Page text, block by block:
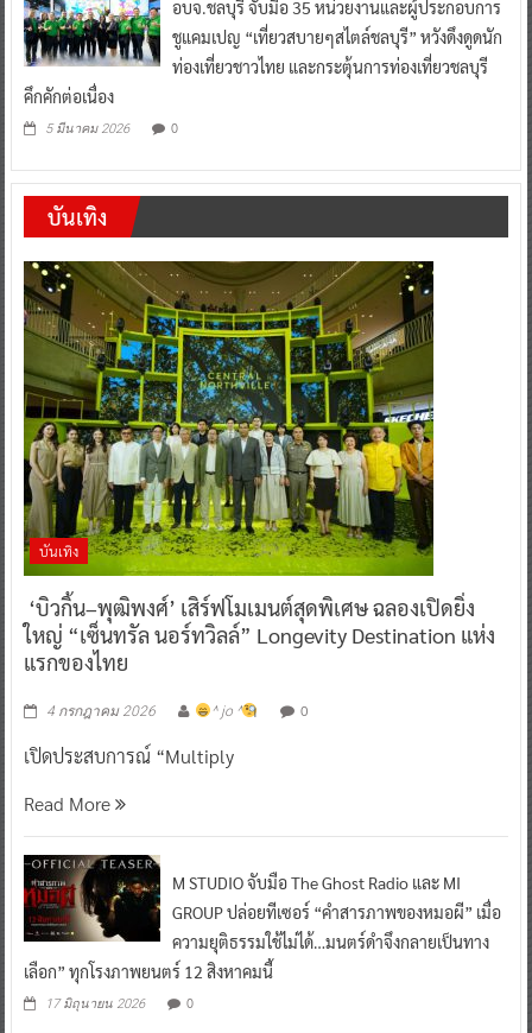
อบจ.ชลบุรี จับมือ 35 หน่วยงานและผู้ประกอบการ
ชูแคมเปญ “เที่ยวสบายๆสไตล์ชลบุรี” หวังดึงดูดนัก
ท่องเที่ยวชาวไทย และกระตุ้นการท่องเที่ยวชลบุรี
คึกคักต่อเนื่อง
5 มีนาคม 2026 0
บันเทิง
บันเทิง
‘บิวกิ้น–พุฒิพงศ์’ เสิร์ฟโมเมนต์สุดพิเศษ ฉลองเปิดยิ่ง
ใหญ่ “เซ็นทรัล นอร์ทวิลล์” Longevity Destination แห่ง
แรกของไทย
4 กรกฎาคม 2026 ^ jo ^ 0
เปิดประสบการณ์ “Multiply
Read More
M STUDIO จับมือ The Ghost Radio และ MI
GROUP ปล่อยทีเซอร์ “คำสารภาพของหมอผี” เมื่อ
ความยุติธรรมใช้ไม่ได้…มนตร์ดำจึงกลายเป็นทาง
เลือก” ทุกโรงภาพยนตร์ 12 สิงหาคมนี้
17 มิถุนายน 2026 0